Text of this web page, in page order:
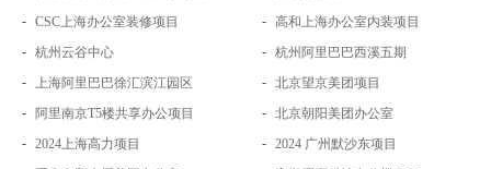
- CSC上海办公室装修项目 - 高和上海办公室内装项目
- 杭州云谷中心 - 杭州阿里巴巴西溪五期
- 上海阿里巴巴徐汇滨江园区 - 北京望京美团项目
-
阿里南京T5楼共享办公项目 - 北京朝阳美团办公室
- 2024上海高力项目 - 2024 广州默沙东项目